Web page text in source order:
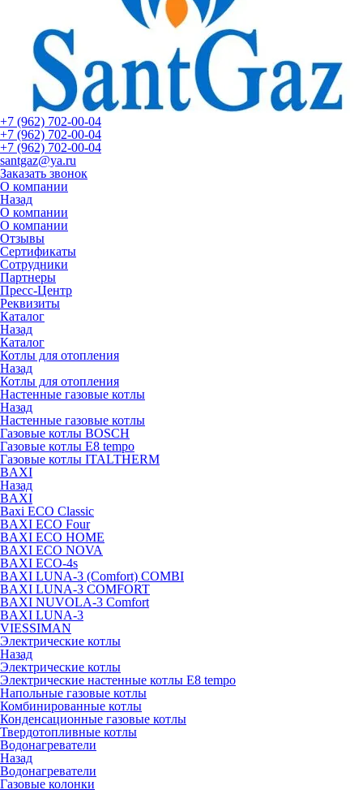
+7 (962) 702-00-04
+7 (962) 702-00-04
+7 (962) 702-00-04
santgaz@ya.ru
Заказать звонок
О компании
Назад
О компании
О компании
Отзывы
Сертификаты
Сотрудники
Партнеры
Пресс-Центр
Реквизиты
Каталог
Назад
Каталог
Котлы для отопления
Назад
Котлы для отопления
Настенные газовые котлы
Назад
Настенные газовые котлы
Газовые котлы BOSCH
Газовые котлы E8 tempo
Газовые котлы ITALTHERM
BAXI
Назад
BAXI
Baxi ECO Classic
BAXI ECO Four
BAXI ECO HOME
BAXI ECO NOVA
BAXI ECO-4s
BAXI LUNA-3 (Comfort) COMBI
BAXI LUNA-3 COMFORT
BAXI NUVOLA-3 Comfort
BAXI LUNA-3
VIESSIMAN
Электрические котлы
Назад
Электрические котлы
Электрические настенные котлы E8 tempo
Напольные газовые котлы
Комбинированные котлы
Конденсационные газовые котлы
Твердотопливные котлы
Водонагреватели
Назад
Водонагреватели
Газовые колонки